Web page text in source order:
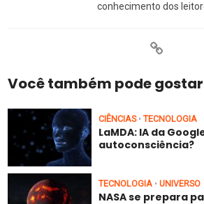
conhecimento dos
Você também pode gostar
CIÊNCIAS • TECNOLOGIA
LaMDA: IA da
autoconsciência?
TECNOLOGIA • UNIVERSO
NASA se prepara